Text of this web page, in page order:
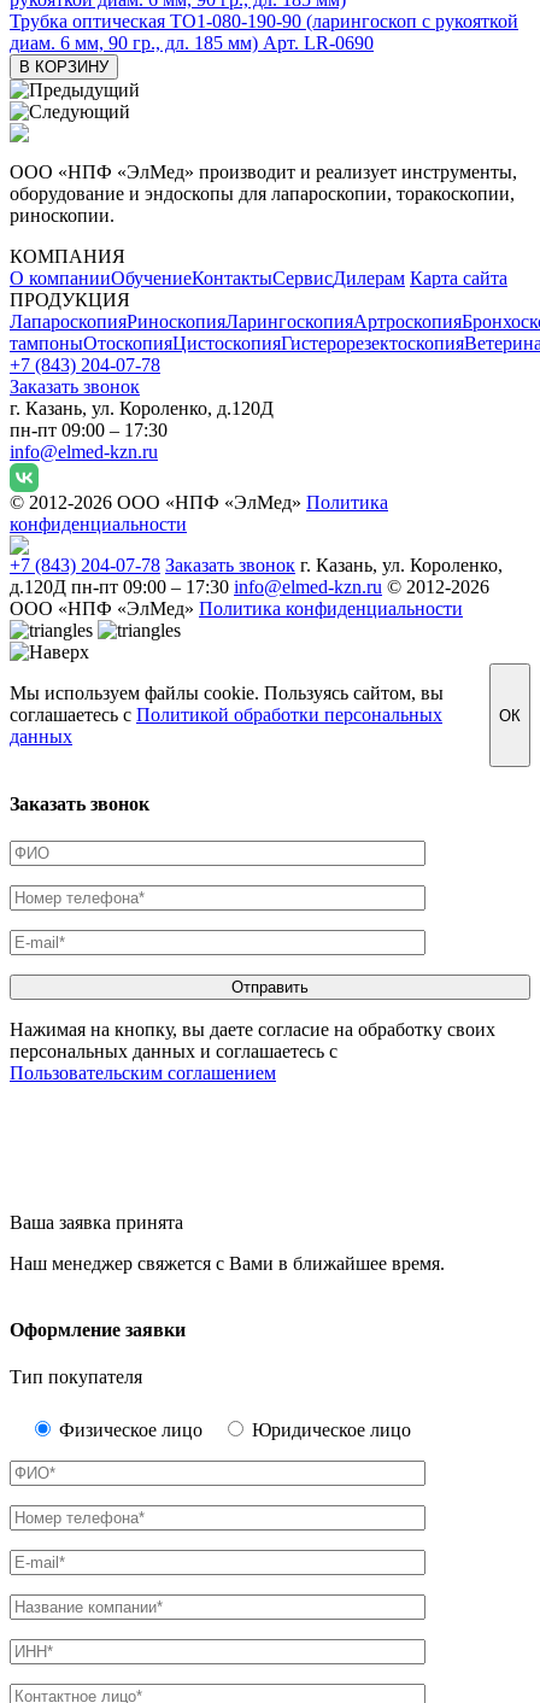
Трубка оптическая ТО1-080-190-90 (ларингоскоп с рукояткой
диам. 6 мм, 90 гр., дл. 185 мм) Арт. LR-0690
В КОРЗИНУ
ООО «НПФ «ЭлМед» производит и реализует инструменты,
оборудование и эндоскопы для лапароскопии, торакоскопии,
риноскопии.
КОМПАНИЯ
О компанииОбучениеКонтактыСервисДилерам Карта сайта
ПРОДУКЦИЯ
ЛапароскопияРиноскопияЛарингоскопияАртроскопия
тампоныОтоскопияЦистоскопияГистерорезектоскопия
+7 (843) 204-07-78
Заказать звонок
г. Казань, ул. Короленко, д.120Д
пн-пт 09:00 – 17:30
info@elmed-kzn.ru
© 2012-2026 ООО «НПФ «ЭлМед» Политика
конфиденциальности
+7 (843) 204-07-78 Заказать звонок г. Казань, ул. Короленко,
д.120Д пн-пт 09:00 – 17:30 info@elmed-kzn.ru © 2012-2026
ООО «НПФ «ЭлМед» Политика конфиденциальности
Мы используем файлы cookie. Пользуясь сайтом, вы
соглашаетесь с Политикой обработки персональных
данных
ОК
Заказать звонок
Нажимая на кнопку, вы даете согласие на обработку своих
персональных данных и соглашаетесь с
Пользовательским соглашением
Ваша заявка принята
Наш менеджер свяжется с Вами в ближайшее время.
Оформление заявки
Тип покупателя
Физическое лицо Юридическое лицо